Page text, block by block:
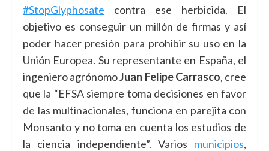
#StopGlyphosate contra ese herbicida. El
objetivo es conseguir un millón de firmas y así
poder hacer presión para prohibir su uso en la
Unión Europea. Su representante en España, el
ingeniero agrónomoJuan Felipe Carrasco, cree
que la “EFSA siempre toma decisiones en favor
de las multinacionales, funciona en parejita con
Monsanto y no toma en cuenta los estudios de
la ciencia independiente”. Varios municipios,